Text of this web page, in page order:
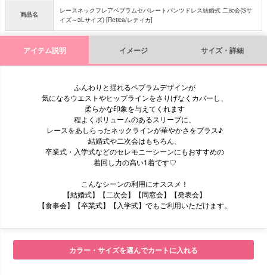
商品名
レースネックフレアペプラムセパレートパンツドレス結婚式 二次会(Sサ
イズ～3Lサイズ) [Retica/レティカ]
アイテム説明 イメージ サイズ・詳細
ふんわりと揺れるペプラムデザインが
気になるウエストやヒップラインをさりげなくカバーし、
柔らかな印象を与えてくれます
程よくボリュームのあるスリーブに、
レースをあしらったネックラインが華やかさをプラス♪
結婚式や二次会はもちろん、
卒業式・入学式などのセレモニーシーンにもおすすめの
着回し力の高い1着です♡
こんなシーンの利用にオススメ！
【結婚式】【二次会】【同窓会】【発表会】
【食事会】【卒業式】【入学式】でもご利用いただけます。
■サイズ表
カラー・サイズを選んでカートに入れる